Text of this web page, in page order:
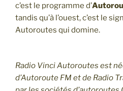
c’est le programme d’
tandis qu’à l’ouest, c’est le
Autoroutes qui domine.
Radio Vinci Autoroutes est
d’Autoroute FM et de Radio